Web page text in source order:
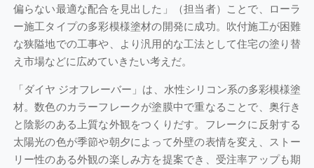
偏らない最適な配合を見出した」（担当者）ことで、ローラ
ー施工タイプの多彩模様塗材の開発に成功。吹付施工が困難
な狭隘地での工事や、より汎用的な工法として住宅の塗り替
え市場などに広めていきたい考えだ。
「ダイヤ ジオフレーバー」は、水性シリコン系の多彩模様塗
材。数色のカラーフレークが塗膜中で重なることで、奥行き
と陰影のある上質な外観をつくりだす。フレークに反射する
太陽光の色が季節や朝夕によって外壁の表情を変え、ストー
リー性のある外観の楽しみ方を提案でき、受注率アップも期